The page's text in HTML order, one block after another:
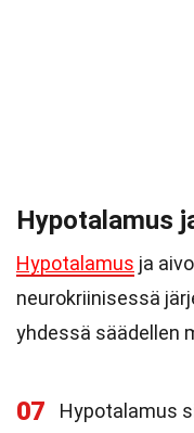
Hypotalamus
Hypotalamus ja
neurokriinisessä
yhdessä säädellen
07
Hypotalamus